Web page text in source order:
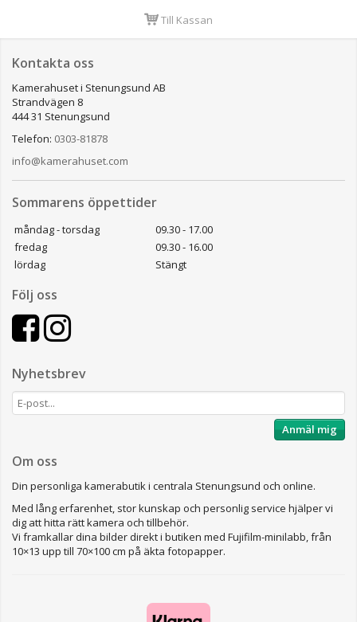
Till Kassan
Kontakta oss
Kamerahuset i Stenungsund AB
Strandvägen 8
444 31 Stenungsund
Telefon: 0303-81878
info@kamerahuset.com
Sommarens öppettider
måndag - torsdag
09.30 - 17.00
fredag
09.30 - 16.00
lördag
Stängt
Följ oss
Nyhetsbrev
Anmäl mig
Om oss
Din personliga kamerabutik i centrala Stenungsund och online.
Med lång erfarenhet, stor kunskap och personlig service hjälper vi
dig att hitta rätt kamera och tillbehör.
Vi framkallar dina bilder direkt i butiken med Fujifilm-minilabb, från
10×13 upp till 70×100 cm på äkta fotopapper.